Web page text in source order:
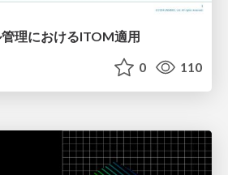
理におけるITOM適用
0 110